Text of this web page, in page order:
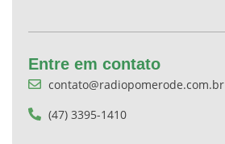
Entre em contato
contato@radiopomerode.com.br
(47) 3395-1410